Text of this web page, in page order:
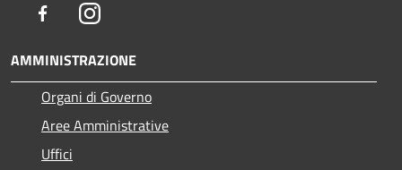
FacebookInstagram
AMMINISTRAZIONE
Organi di Governo
Aree Amministrative
Uffici